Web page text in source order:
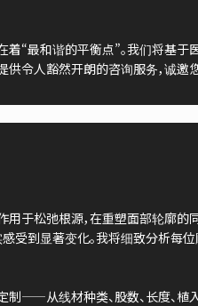
着“最和谐的平衡点”。我们将基
令人豁然开朗的咨询服务，诚邀
于松弛根源，在重塑面部轮廓的
受到显著变化。我将细致分析每
——从线材种类、股数、长度、植